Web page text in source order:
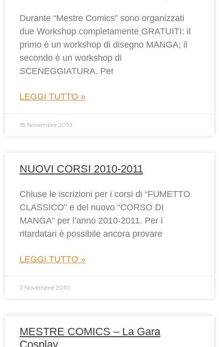
Durante “Mestre Comics” sono organizzati
due Workshop completamente GRATUITI: il
primo è un workshop di disegno MANGA; il
secondo è un workshop di
SCENEGGIATURA. Per
LEGGI TUTTO »
18 Novembre 2010
NUOVI CORSI 2010-2011
Chiuse le iscrizioni per i corsi di “FUMETTO
CLASSICO” e del nuovo “CORSO DI
MANGA” per l’anno 2010-2011. Per i
ritardatari è possibile ancora provare
LEGGI TUTTO »
2 Novembre 2010
MESTRE COMICS – La Gara
Cosplay…